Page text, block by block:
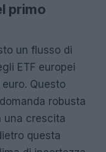
primo
un flusso di
ETF europei
Questo
robusta
una crescita
questa